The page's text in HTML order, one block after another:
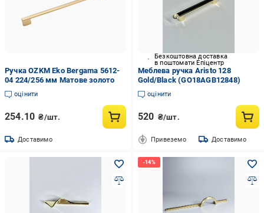
Ручка OZKM Eko Bergama 5612-
04 224/256 мм Матове золото
оцінити
254.10 ₴/шт.
Доставимо
Безкоштовна доставка
в поштомати Епіцентр
Меблева ручка Aristo 128
Gold/Black (GO18AGB12848)
оцінити
520 ₴/шт.
Привеземо Доставимо